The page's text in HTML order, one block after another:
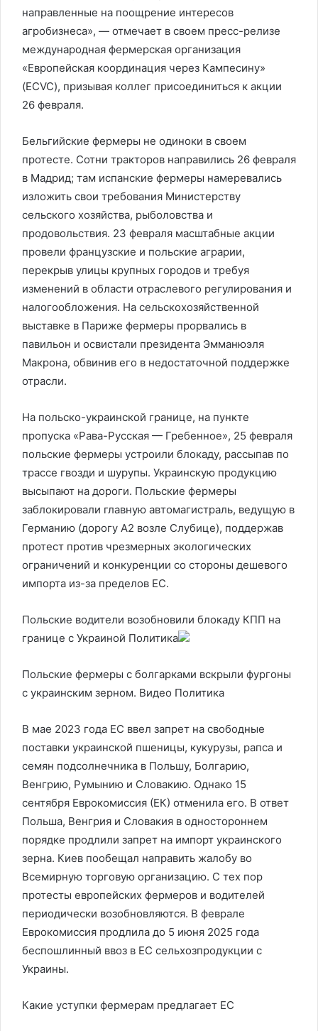
направленные на поощрение интересов
агробизнеса», — отмечает в своем пресс-релизе
международная фермерская организация
«Европейская координация через Кампесину»
(ECVC), призывая коллег присоединиться к акции
26 февраля.
Бельгийские фермеры не одиноки в своем
протесте. Сотни тракторов направились 26 февраля
в Мадрид; там испанские фермеры намеревались
изложить свои требования Министерству
сельского хозяйства, рыболовства и
продовольствия. 23 февраля масштабные акции
провели французские и польские аграрии,
перекрыв улицы крупных городов и требуя
изменений в области отраслевого регулирования и
налогообложения. На сельскохозяйственной
выставке в Париже фермеры прорвались в
павильон и освистали президента Эмманюэля
Макрона, обвинив его в недостаточной поддержке
отрасли.
На польско-украинской границе, на пункте
пропуска «Рава-Русская — Гребенное», 25 февраля
польские фермеры устроили блокаду, рассыпав по
трассе гвозди и шурупы. Украинскую продукцию
высыпают на дороги. Польские фермеры
заблокировали главную автомагистраль, ведущую в
Германию (дорогу А2 возле Слубице), поддержав
протест против чрезмерных экологических
ограничений и конкуренции со стороны дешевого
импорта из-за пределов ЕС.
Польские водители возобновили блокаду КПП на
границе с Украиной Политика
Польские фермеры с болгарками вскрыли фургоны
с украинским зерном. Видео Политика
В мае 2023 года ЕС ввел запрет на свободные
поставки украинской пшеницы, кукурузы, рапса и
семян подсолнечника в Польшу, Болгарию,
Венгрию, Румынию и Словакию. Однако 15
сентября Еврокомиссия (ЕК) отменила его. В ответ
Польша, Венгрия и Словакия в одностороннем
порядке продлили запрет на импорт украинского
зерна. Киев пообещал направить жалобу во
Всемирную торговую организацию. С тех пор
протесты европейских фермеров и водителей
периодически возобновляются. В феврале
Еврокомиссия продлила до 5 июня 2025 года
беспошлинный ввоз в ЕС сельхозпродукции с
Украины.
Какие уступки фермерам предлагает ЕС